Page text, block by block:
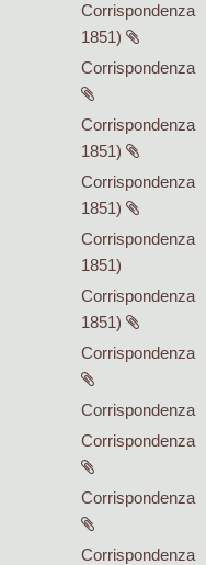
Corrispondenza
1851)
Corrispondenza
Corrispondenza
1851)
Corrispondenza
1851)
Corrispondenza
1851)
Corrispondenza
1851)
Corrispondenza
Corrispondenza
Corrispondenza
Corrispondenza
Corrispondenza